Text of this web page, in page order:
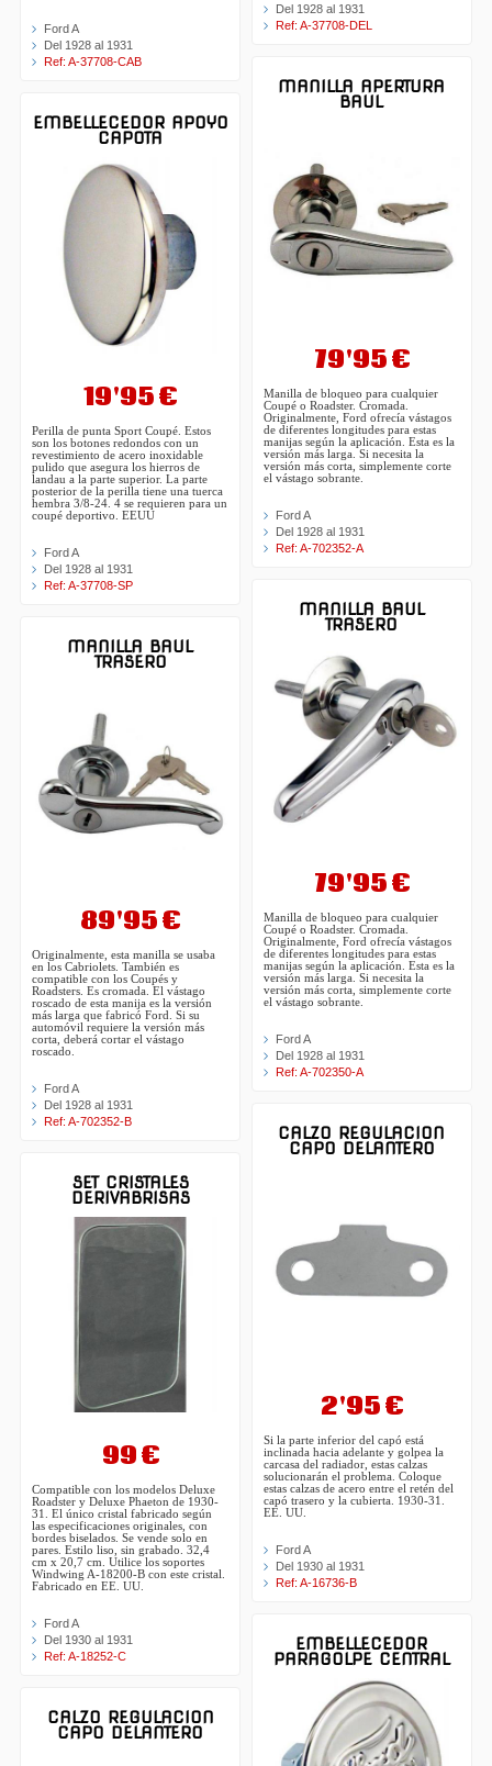
Ford A
Del 1928 al 1931
Ref: A-37708-CAB
EMBELLECEDOR APOYO
CAPOTA
19'95 €
Perilla de punta Sport Coupé. Estos
son los botones redondos con un
revestimiento de acero inoxidable
pulido que asegura los hierros de
landau a la parte superior. La parte
posterior de la perilla tiene una tuerca
hembra 3/8-24. 4 se requieren para un
coupé deportivo. EEUU
Ford A
Del 1928 al 1931
Ref: A-37708-SP
MANILLA BAUL
TRASERO
89'95 €
Originalmente, esta manilla se usaba
en los Cabriolets. También es
compatible con los Coupés y
Roadsters. Es cromada. El vástago
roscado de esta manija es la versión
más larga que fabricó Ford. Si su
automóvil requiere la versión más
corta, deberá cortar el vástago
roscado.
Ford A
Del 1928 al 1931
Ref: A-702352-B
SET CRISTALES
DERIVABRISAS
99 €
Compatible con los modelos Deluxe
Roadster y Deluxe Phaeton de 1930-
31. El único cristal fabricado según
las especificaciones originales, con
bordes biselados. Se vende solo en
pares. Estilo liso, sin grabado. 32,4
cm x 20,7 cm. Utilice los soportes
Windwing A-18200-B con este cristal.
Fabricado en EE. UU.
Ford A
Del 1930 al 1931
Ref: A-18252-C
CALZO REGULACION
CAPO DELANTERO
Del 1928 al 1931
Ref: A-37708-DEL
MANILLA APERTURA
BAUL
79'95 €
Manilla de bloqueo para cualquier
Coupé o Roadster. Cromada.
Originalmente, Ford ofrecía vástagos
de diferentes longitudes para estas
manijas según la aplicación. Esta es la
versión más larga. Si necesita la
versión más corta, simplemente corte
el vástago sobrante.
Ford A
Del 1928 al 1931
Ref: A-702352-A
MANILLA BAUL
TRASERO
79'95 €
Manilla de bloqueo para cualquier
Coupé o Roadster. Cromada.
Originalmente, Ford ofrecía vástagos
de diferentes longitudes para estas
manijas según la aplicación. Esta es la
versión más larga. Si necesita la
versión más corta, simplemente corte
el vástago sobrante.
Ford A
Del 1928 al 1931
Ref: A-702350-A
CALZO REGULACION
CAPO DELANTERO
2'95 €
Si la parte inferior del capó está
inclinada hacia adelante y golpea la
carcasa del radiador, estas calzas
solucionarán el problema. Coloque
estas calzas de acero entre el retén del
capó trasero y la cubierta. 1930-31.
EE. UU.
Ford A
Del 1930 al 1931
Ref: A-16736-B
EMBELLECEDOR
PARAGOLPE CENTRAL